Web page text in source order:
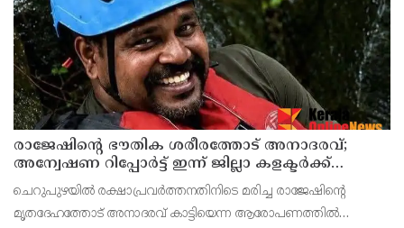
രാജേഷിന്റെ ഭൗതിക ശരീരത്തോട് അനാദരവ്;
അന്വേഷണ റിപ്പോര്‍ട്ട് ഇന്ന് ജില്ലാ കളക്ടര്‍ക്ക്
കൈമാറും
ചെറുപുഴയില്‍ രക്ഷാപ്രവര്‍ത്തനതിനിടെ മരിച്ച രാജേഷിന്റെ
മൃതദേഹത്തോട് അനാദരവ് കാട്ടിയെന്ന ആരോപണത്തില്‍